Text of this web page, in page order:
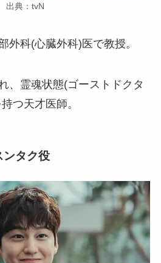
出典：tvN
外科(心臓外科)医で教授。
、霊魂状態(ゴーストドクタ
つ天才医師。
ンタク役